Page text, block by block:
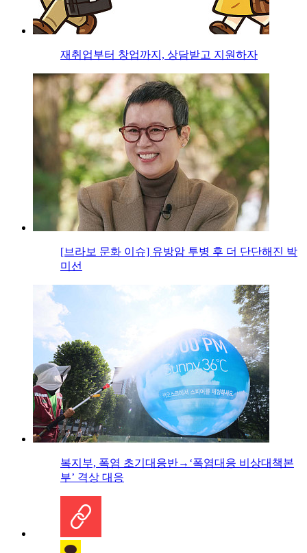
재취업부터 창업까지, 상담받고 지원하자
[브라보 문화 이슈] 유방암 투병 후 더 단단해진 박
미선
복지부, 폭염 초기대응반→‘폭염대응 비상대책본
부’ 격상 대응